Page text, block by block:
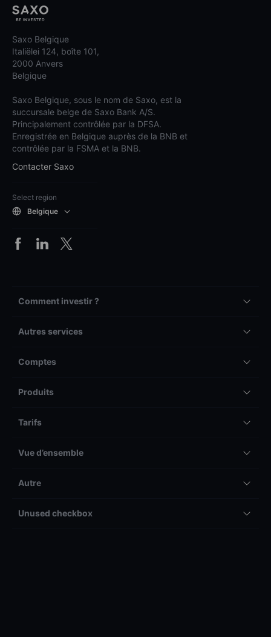
Saxo Belgique
Italiëlei 124, boîte 101,
2000 Anvers
Belgique
Saxo Belgique, sous le nom de Saxo, est la
succursale belge de Saxo Bank A/S.
Principalement contrôlée par la DFSA.
Enregistrée en Belgique auprès de la BNB et
contrôlée par la FSMA et la BNB.
Contacter Saxo
Select region
Belgique
Comment investir ?
Autres services
Comptes
Produits
Tarifs
Vue d’ensemble
Autre
Unused checkbox